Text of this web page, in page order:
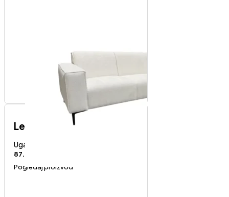
Lex Abredin-levi ugao
Ugaone garniture
87.000
Pogledaj proizvod